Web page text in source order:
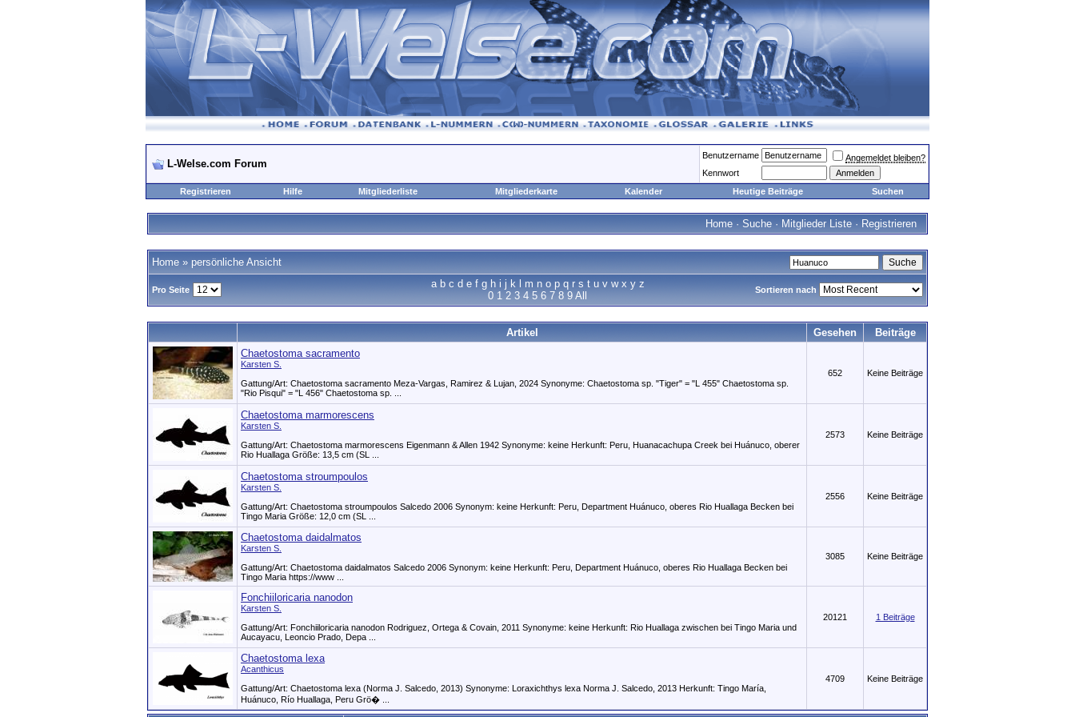
L-Welse.com Forum
Benutzername
Angemeldet bleiben?
Kennwort
Registrieren
Hilfe Mitgliederliste Mitgliederkarte Kalender Heutige Beiträge Suchen
Home · Suche · Mitglieder Liste · Registrieren
Home » persönliche Ansicht
Pro Seite a b c d e f g h i j k m n o p q r s t u v w x y z
0 1 2 3 4 5 6 7 8 9 All Sortieren nach
Artikel Gesehen
Beiträge
Chaetostoma sacramento
Karsten S.
Gattung/Art: Chaetostoma sacramento Meza-Vargas, Ramirez & Lujan, 2024 Synonyme: Chaetostoma sp. "Tiger" = "L 455" Chaetostoma sp.
"Rio Pisqui" = "L 456" Chaetostoma sp. ...
652 Keine Beiträge
Chaetostoma marmorescens
Karsten S.
Gattung/Art: Chaetostoma marmorescens Eigenmann & Allen 1942 Synonyme: keine Herkunft: Peru, Huanacachupa Creek bei Huánuco, oberer
Rio Huallaga Größe: 13,5 cm (SL ...
2573 Keine Beiträge
Chaetostoma stroumpoulos
Karsten S.
Gattung/Art: Chaetostoma stroumpoulos Salcedo 2006 Synonym: keine Herkunft: Peru, Department Huánuco, oberes Rio Huallaga Becken bei
Tingo Maria Größe: 12,0 cm (SL ...
2556 Keine Beiträge
Chaetostoma daidalmatos
Karsten S.
Gattung/Art: Chaetostoma daidalmatos Salcedo 2006 Synonym: keine Herkunft: Peru, Department Huánuco, oberes Rio Huallaga Becken bei
Tingo Maria https:­/­/www ...
3085 Keine Beiträge
Fonchiiloricaria nanodon
Karsten S.
Gattung/Art: Fonchiiloricaria nanodon Rodriguez, Ortega & Covain, 2011 Synonyme: keine Herkunft: Rio Huallaga zwischen bei Tingo Maria und
Aucayacu, Leoncio Prado, Depa ...
20121 1 Beiträge
Chaetostoma lexa
Acanthicus
Gattung/Art: Chaetostoma lexa (Norma J. Salcedo, 2013) Synonyme: Loraxichthys lexa Norma J. Salcedo, 2013 Herkunft: Tingo María,
Huánuco, Río Huallaga, Peru Grö� ...
4709 Keine Beiträge